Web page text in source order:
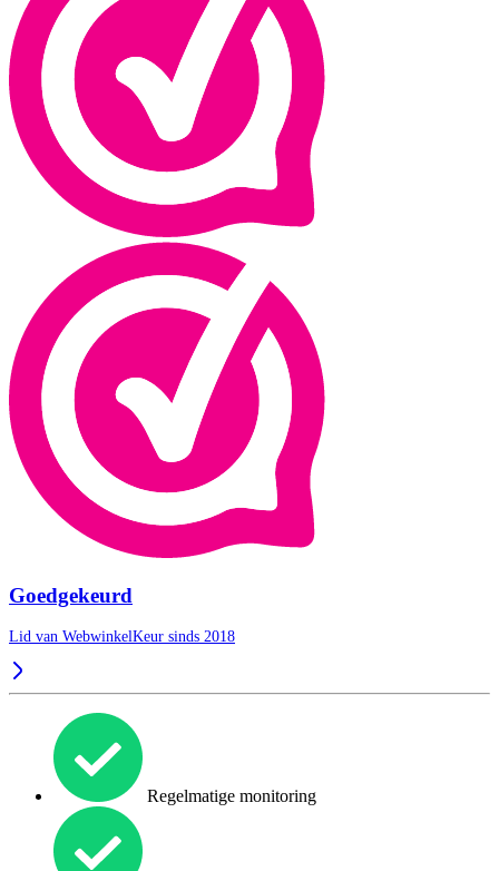
Goedgekeurd
Lid van WebwinkelKeur sinds 2018
Regelmatige monitoring